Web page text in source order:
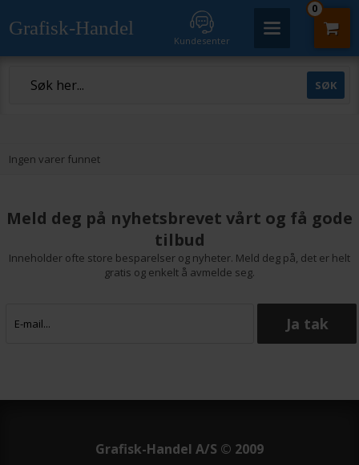
Grafisk-Handel
Kundesenter
0
Ingen varer funnet
Meld deg på nyhetsbrevet vårt og få gode
tilbud
Inneholder ofte store besparelser og nyheter. Meld deg på, det er helt
gratis og enkelt å avmelde seg.
Grafisk-Handel A/S © 2009